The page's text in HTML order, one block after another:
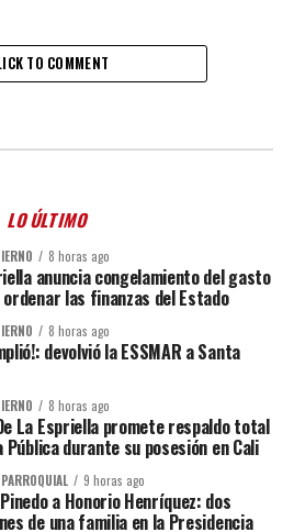
TO COMMENT
LO ÚLTIMO
8 horas ago
anuncia congelamiento del gasto
las finanzas del Estado
8 horas ago
devolvió la ESSMAR a Santa
8 horas ago
La Espriella promete respaldo total
Pública durante su posesión en Cali
9 horas ago
a Honorio Henríquez: dos
de una familia en la Presidencia